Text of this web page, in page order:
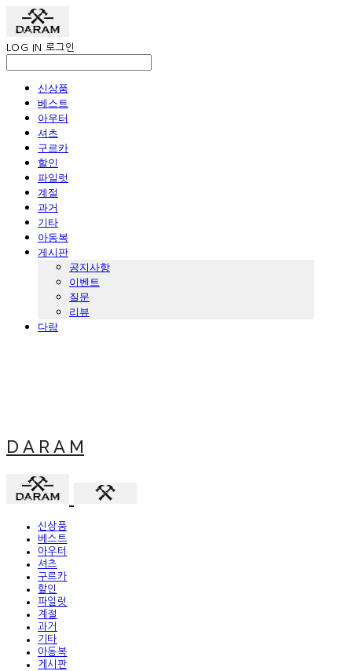
LOG IN 로그인
신상품
베스트
아우터
셔츠
구르카
할인
파일럿
계절
과거
기타
아동복
게시판
공지사항
이벤트
질문
리뷰
다람
D A R A M
신상품
베스트
아우터
셔츠
구르카
할인
파일럿
계절
과거
기타
아동복
게시판